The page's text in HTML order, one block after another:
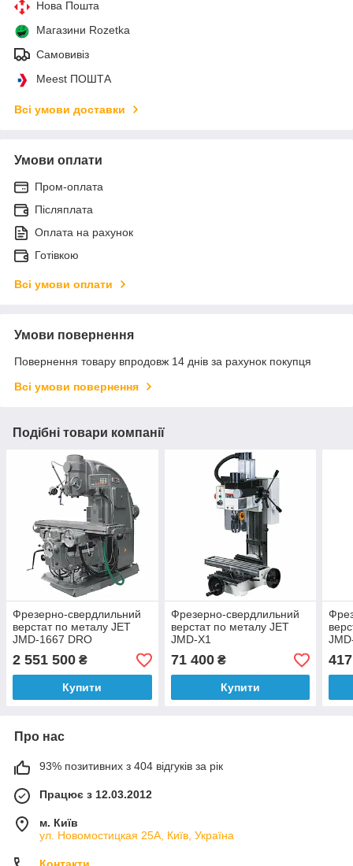
Нова Пошта
Магазини Rozetka
Самовивіз
Meest ПОШТА
Всі умови доставки
Умови оплати
Пром-оплата
Післяплата
Оплата на рахунок
Готівкою
Всі умови оплати
Умови повернення
Повернення товару впродовж 14 днів за рахунок покупця
Всі умови повернення
Подібні товари компанії
Фрезерно-свердлильний
верстат по металу JET
JMD-1667 DRO
2 551 500 ₴
Купити
Фрезерно-свердлильний
верстат по металу JET
JMD-X1
71 400₴
Купити
Про нас
93% позитивних з 404 відгуків за рік
Працює з 12.03.2012
м. Київ
ул. Новомостицкая 25А, Київ, Україна